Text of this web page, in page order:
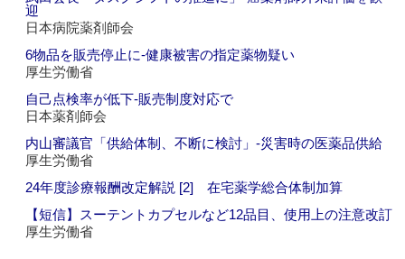
迎
日本病院薬剤師会
6物品を販売停止に‐健康被害の指定薬物疑い
厚生労働省
自己点検率が低下‐販売制度対応で
日本薬剤師会
内山審議官「供給体制、不断に検討」‐災害時の医薬品供給
厚生労働省
24年度診療報酬改定解説 [2] 在宅薬学総合体制加算
【短信】スーテントカプセルなど12品目、使用上の注意改訂
厚生労働省